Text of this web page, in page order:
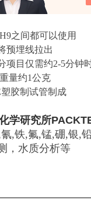
之间都可以使用
预埋线拉出
项目仅需约2-5分钟
量约1公克
胶制试管制成
学研究所
,铁,氟,锰,硼,银,
，水质分析等